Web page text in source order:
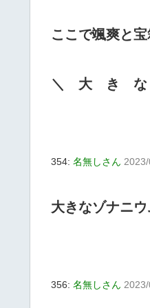
ここで颯爽と
＼ 大 き
354: 名無しさん
大きなゾナニ
356: 名無しさん